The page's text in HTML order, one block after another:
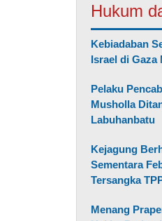
Hukum
Kebiadaban
Israel di Gaza
Pelaku
Musholla
Labuhanbatu
Kejagung
Sementara
Tersangka
Menang